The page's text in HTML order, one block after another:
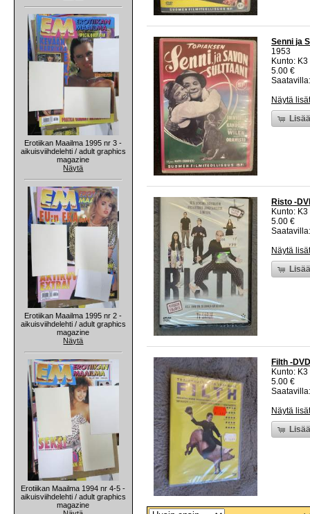
Erotiikan Maailma 1995 nr 3 -
aikuisviihdelehti / adult graphics
magazine
Näytä
Erotiikan Maailma 1995 nr 2 -
aikuisviihdelehti / adult graphics
magazine
Näytä
Erotiikan Maailma 1994 nr 4-5 -
aikuisviihdelehti / adult graphics
magazine
Senni ja
1953
Kunto:
5.00 €
Näytä
Risto -
Kunto:
5.00 €
Näytä
Filth -
Kunto:
5.00 €
Näytä